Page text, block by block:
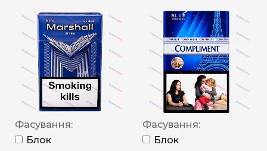
Фасування:
Блок
Фасування:
Блок